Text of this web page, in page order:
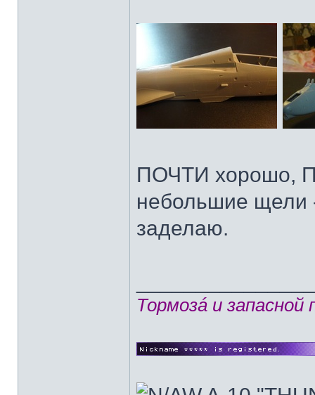
ПОЧТИ хорошо,
небольшие щели
заделаю.
Тормозá и